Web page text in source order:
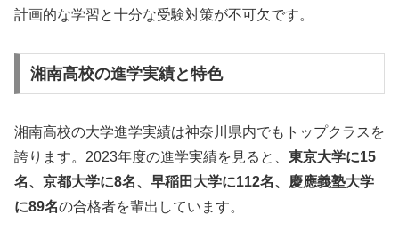
計画的な学習と十分な受験対策が不可欠です。
湘南高校の進学実績と特色
湘南高校の大学進学実績は神奈川県内でもトップクラスを
誇ります。2023年度の進学実績を見ると、 東京大学に15
名、京都大学に8名、早稲田大学に112名、慶應義塾大学
に89名の合格者を輩出しています。